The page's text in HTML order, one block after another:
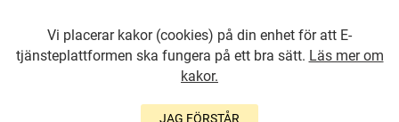
Vi placerar kakor (cookies) på din enhet för att E-
tjänsteplattformen ska fungera på ett bra sätt. Läs mer om
kakor.
JAG FÖRSTÅR